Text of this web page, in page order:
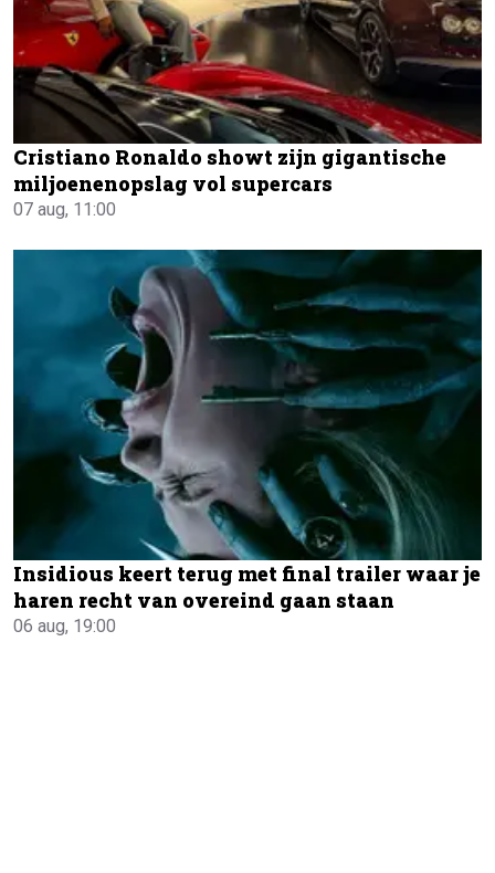
Cristiano Ronaldo showt zijn gigantische
miljoenenopslag vol supercars
07 aug, 11:00
Insidious keert terug met final trailer waar je
haren recht van overeind gaan staan
06 aug, 19:00